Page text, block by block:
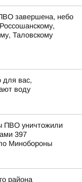
завершена, небо
Таловскому
для вас,
воду
ПВО уничтожили
397
Минобороны
района